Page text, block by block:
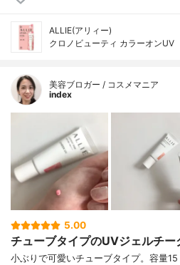
ALLIE(アリィー)
クロノビューティ カラーオンUV
美容ブロガー / コスメマニア
index
5.00
チューブタイプのUVジェルチー
小ぶりで可愛いチューブタイプ。容量